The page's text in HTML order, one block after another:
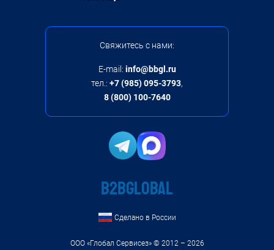
B2BGLOBAL
Сделано в России
ООО «Глобал Сервисез» © 2012 – 2026
Свяжитесь с нами:
E-mail: info@bbgl.ru
тел.: +7 (985) 095-3793,
8 (800) 100-7640